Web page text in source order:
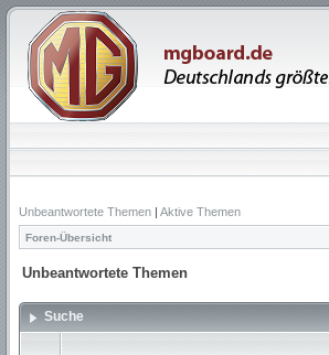
Unbeantwortete Themen | Aktive Themen
Foren-Übersicht
Unbeantwortete Themen
Suche